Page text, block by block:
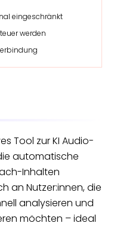
eingeschränkt
werden
Tool zur KI Audio-
automatische
Inhalten
an Nutzer:innen, die
analysieren und
möchten – ideal